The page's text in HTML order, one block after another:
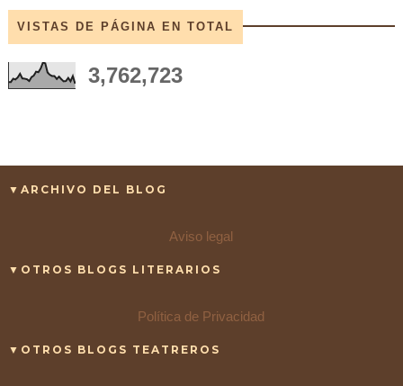
VISTAS DE PÁGINA EN TOTAL
3,762,723
▼ARCHIVO DEL BLOG
Aviso legal
▼OTROS BLOGS LITERARIOS
Política de Privacidad
▼OTROS BLOGS TEATREROS